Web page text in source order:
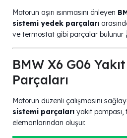
Motorun aşırı ısınmasını önleyen
sistemi yedek parçaları
ve termostat gibi parçalar bulunur
BMW X6 G06 Yakıt Sistemi
Parçaları
Motorun düzenli çalışmasını
sistemi parçaları yakıt
elemanlarından oluşur.